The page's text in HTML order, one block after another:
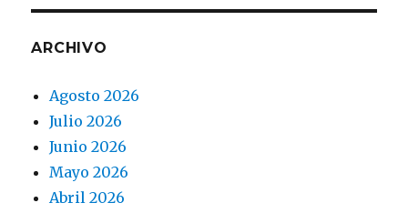
ARCHIVO
Agosto 2026
Julio 2026
Junio 2026
Mayo 2026
Abril 2026